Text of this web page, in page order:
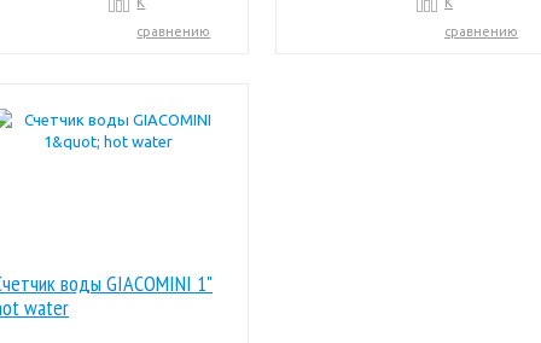
сравнению
сравнению
воды GIACOMINI 1"
water